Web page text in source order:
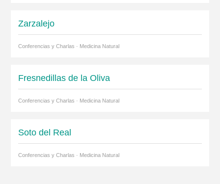
Zarzalejo
Conferencias y Charlas · Medicina Natural
Fresnedillas de la Oliva
Conferencias y Charlas · Medicina Natural
Soto del Real
Conferencias y Charlas · Medicina Natural